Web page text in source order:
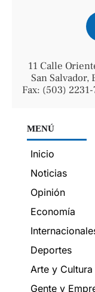
11 Calle
San Salvador,
Fax: (503)
MENÚ
Inicio
Noticias
Opinión
Economía
Deportes
Arte y Cultura
Gente y